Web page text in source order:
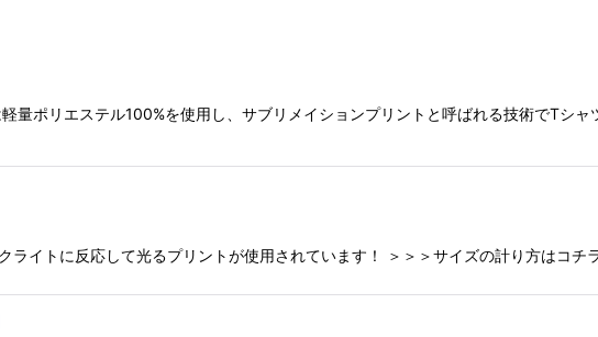
量ポリエステル100%を使用し、サブリメイションプリントと呼ばれる技術でTシ
ライトに反応して光るプリントが使用されています！ ＞＞＞サイズの計り方はコチ